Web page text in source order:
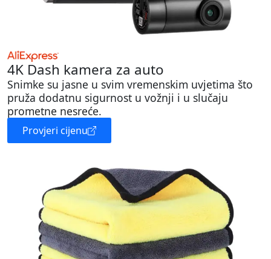
4K Dash kamera za auto
Snimke su jasne u svim vremenskim uvjetima što
pruža dodatnu sigurnost u vožnji i u slučaju
prometne nesreće.
Provjeri cijenu